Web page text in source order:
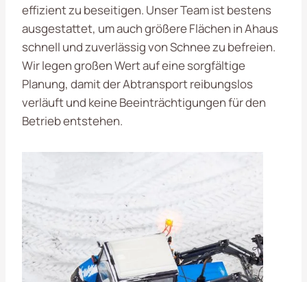
effizient zu beseitigen. Unser Team ist bestens
ausgestattet, um auch größere Flächen in Ahaus
schnell und zuverlässig von Schnee zu befreien.
Wir legen großen Wert auf eine sorgfältige
Planung, damit der Abtransport reibungslos
verläuft und keine Beeinträchtigungen für den
Betrieb entstehen.